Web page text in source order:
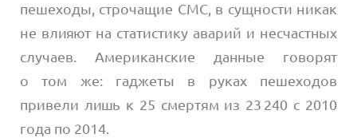
пешеходы, строчащие СМС, в сущности никак
не влияют на статистику аварий и несчастных
случаев. Американские данные говорят
о том же: гаджеты в руках пешеходов
привели лишь к 25 смертям из 23 240 с 2010
года по 2014.